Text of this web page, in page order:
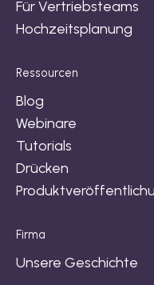
Für Vertriebsteams
Hochzeitsplanung
Ressourcen
Blog
Webinare
Tutorials
Drücken
Firma
Unsere Geschichte